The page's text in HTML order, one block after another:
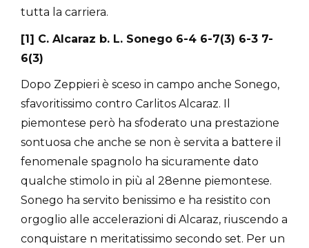
tutta la carriera.
[1] C. Alcaraz b. L. Sonego 6-4 6-7(3) 6-3 7-
6(3)
Dopo Zeppieri è sceso in campo anche Sonego,
sfavoritissimo contro Carlitos Alcaraz. Il
piemontese però ha sfoderato una prestazione
sontuosa che anche se non è servita a battere il
fenomenale spagnolo ha sicuramente dato
qualche stimolo in più al 28enne piemontese.
Sonego ha servito benissimo e ha resistito con
orgoglio alle accelerazioni di Alcaraz, riuscendo a
conquistare n meritatissimo secondo set. Per un